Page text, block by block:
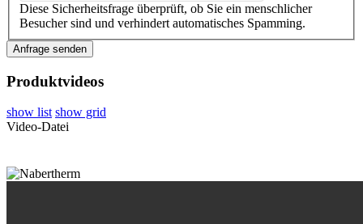
Diese Sicherheitsfrage überprüft, ob Sie ein menschlicher
Besucher sind und verhindert automatisches Spamming.
Produktvideos
show list show grid
Video-Datei